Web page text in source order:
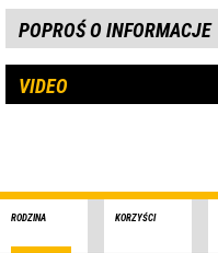
POPROŚ O INFORMACJE
VIDEO
RODZINA KORZYŚCI